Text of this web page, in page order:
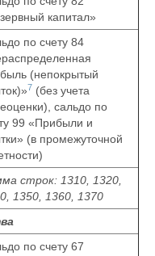
капитал»
по счету 84
(непокрытый
7 (без учета
сальдо по
99 «Прибыли и
(в промежуточной
строк: 1310, 1320,
1350, 1360, 1370
по счету 67